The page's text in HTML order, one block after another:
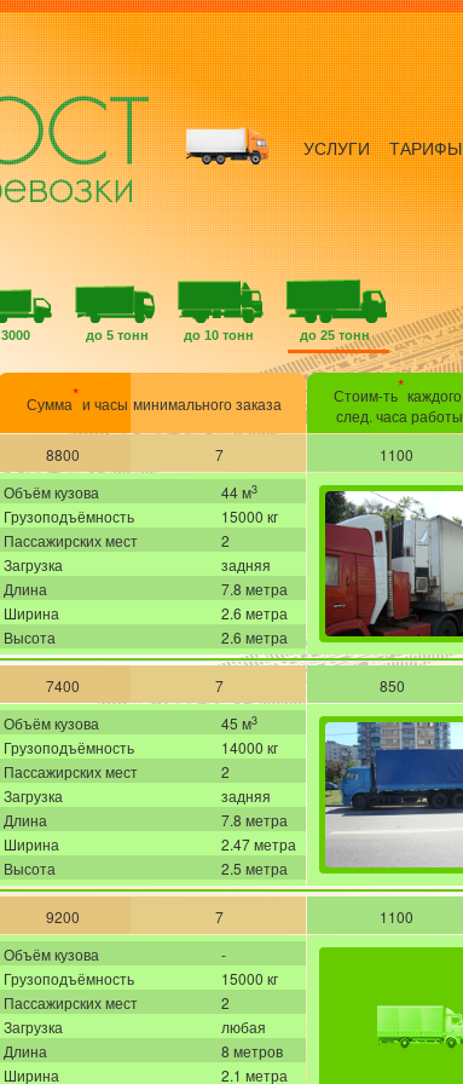
УСЛУГИ ТАРИФЫ
3000 до 5 тонн до 10 тонн до 25 тонн
Сумма*и часы минимального заказа Стоим-ть*каждого
след. часа работы
8800 7 1100
Объём кузова
44 м3
Грузоподъёмность
15000 кг
Пассажирских мест
2
Загрузка
задняя
Длина
7.8 метра
Ширина
2.6 метра
Высота
2.6 метра
7400 7 850
Объём кузова
45 м3
Грузоподъёмность
14000 кг
Пассажирских мест
2
Загрузка
задняя
Длина
7.8 метра
Ширина
2.47 метра
Высота
2.5 метра
9200 7 1100
Объём кузова
-
Грузоподъёмность
15000 кг
Пассажирских мест
2
Загрузка
любая
Длина
8 метров
Ширина
2.1 метра